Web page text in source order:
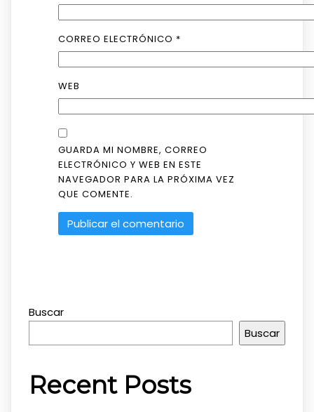
CORREO ELECTRÓNICO *
WEB
GUARDA MI NOMBRE, CORREO
ELECTRÓNICO Y WEB EN ESTE
NAVEGADOR PARA LA PRÓXIMA VEZ
QUE COMENTE.
Buscar
Buscar
Recent Posts